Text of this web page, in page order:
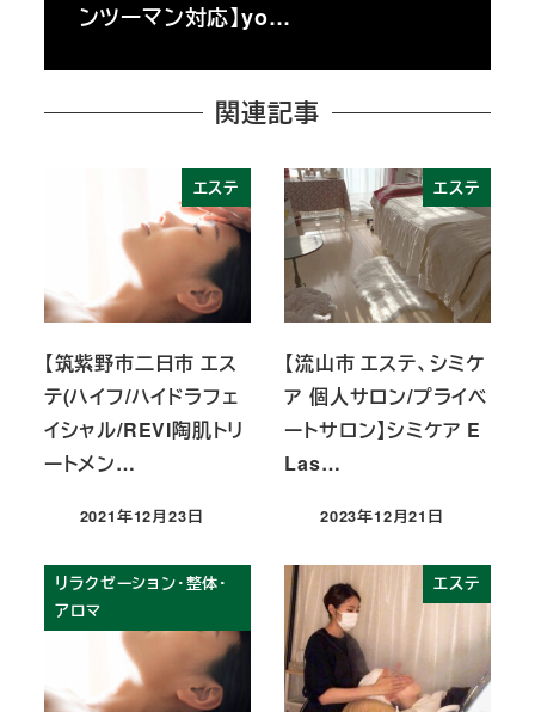
ンツーマン対応】yo…
関連記事
エステ
【筑紫野市二日市 エス
テ(ハイフ/ハイドラフェ
イシャル/REVI陶肌トリ
ートメン…
投稿日
2021年12月23日
エステ
【流山市 エステ、シミケ
ア 個人サロン/プライベ
ートサロン】シミケア E
Las…
投稿日
2023年12月21日
リラクゼーション・整体・
アロマ
エステ